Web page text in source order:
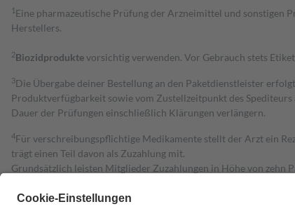
1 Eine pharmazeutische Prüfung der Arzneimittel und sonstigen
Herstellers.
2Biozidproduktevorsichtig verwenden. Vor Gebrauch stets
3Die Übergabe deiner Bestellung an den Paketdienstleister
Produktverfügbarkeit sowie vom Zustellzeitpunkt des
Dauer der Prüfungen einschließlich Klärungen verlängern.
4Für verschreibungspflichtige Medikamente stellt der Arzt ein
trägt einen Teil davon als Zuzahlung mit.
Grundsätzlich leisten Mitglieder Zuzahlungen in Höhe von zehn
Diese Regeln gelten grundsätzlich auch für Online-Apotheken.